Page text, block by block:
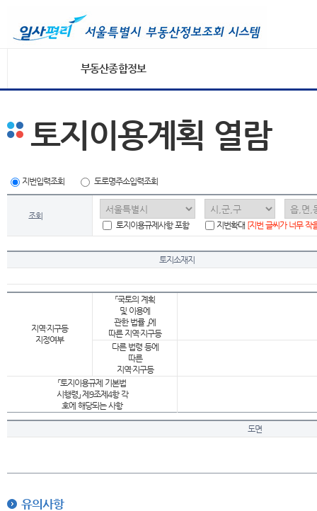
부동산종합정보
토지이용계획 열람
지번입력조회 도로명주소입력조회
조회
토지이용규제사항 포함
지번확대 [지번 글씨가 너무 작
토지소재지
지역·지구등
지정여부
「국토의 계획
및 이용에
관한 법률 」에
따른 지역·지구등
다른 법령 등에
따른
지역·지구등
「토지이용규제 기본법
시행령」 제9조제4항 각
호에 해당되는 사항
도면
유의사항